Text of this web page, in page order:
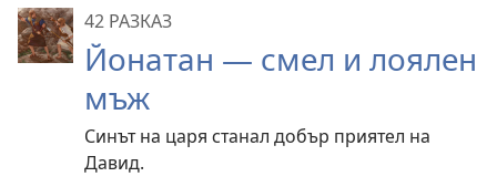
42 РАЗКАЗ
Йонатан — смел и лоялен
мъж
Синът на царя станал добър приятел на
Давид.